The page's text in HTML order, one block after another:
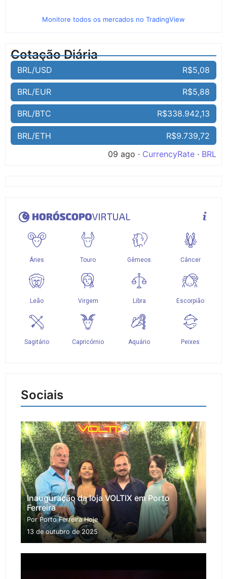
Monitore todos os mercados no TradingView
Cotação Diária
BRL/USD R$5,08
BRL/EUR R$5,88
BRL/BTC R$338.942,13
BRL/ETH
R$9.739,72
09 ago · CurrencyRate · BRL
Sociais
Inauguração da loja VOLTIX em Porto
Ferreira
Por Porto Ferreira Hoje
13 de outubro de 2025